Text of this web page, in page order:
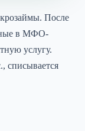
После
в МФО-
услугу.
списывается